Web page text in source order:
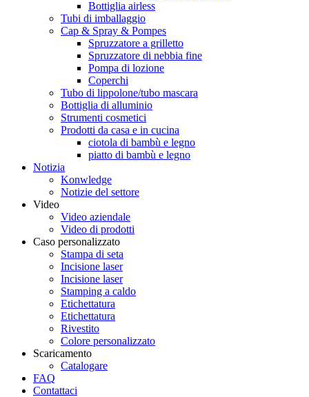
Bottiglia airless
Tubi di imballaggio
Cap & Spray & Pompes
Spruzzatore a grilletto
Spruzzatore di nebbia fine
Pompa di lozione
Coperchi
Tubo di lippolone/tubo mascara
Bottiglia di alluminio
Strumenti cosmetici
Prodotti da casa e in cucina
ciotola di bambù e legno
piatto di bambù e legno
Notizia
Konwledge
Notizie del settore
Video
Video aziendale
Video di prodotti
Caso personalizzato
Stampa di seta
Incisione laser
Incisione laser
Stamping a caldo
Etichettatura
Etichettatura
Rivestito
Colore personalizzato
Scaricamento
Catalogare
FAQ
Contattaci